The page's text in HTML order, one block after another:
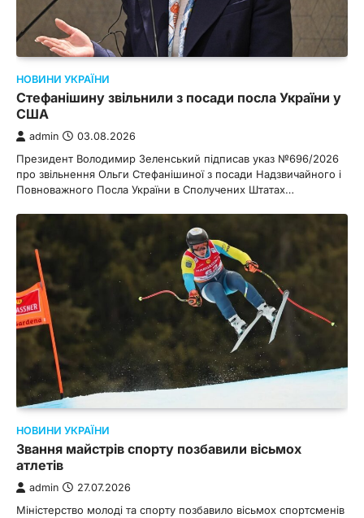
НОВИНИ УКРАЇНИ
Стефанішину звільнили з посади посла України у
США
admin 03.08.2026
Президент Володимир Зеленський підписав указ №696/2026
про звільнення Ольги Стефанішиної з посади Надзвичайного і
Повноважного Посла України в Сполучених Штатах…
НОВИНИ УКРАЇНИ
Звання майстрів спорту позбавили вісьмох
атлетів
admin 27.07.2026
Міністерство молоді та спорту позбавило вісьмох спортсменів